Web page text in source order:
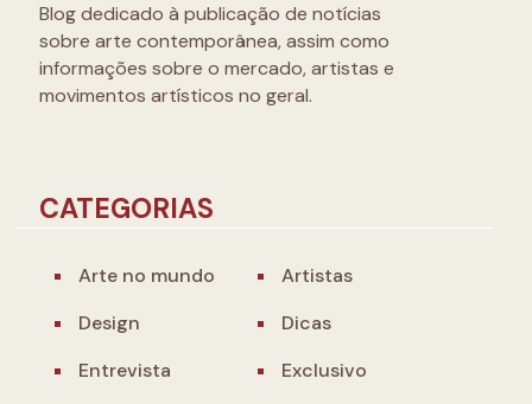
Blog dedicado à publicação de notícias
sobre arte contemporânea, assim como
informações sobre o mercado, artistas e
movimentos artísticos no geral.
CATEGORIAS
Arte no mundo
Artistas
Design
Dicas
Entrevista
Exclusivo